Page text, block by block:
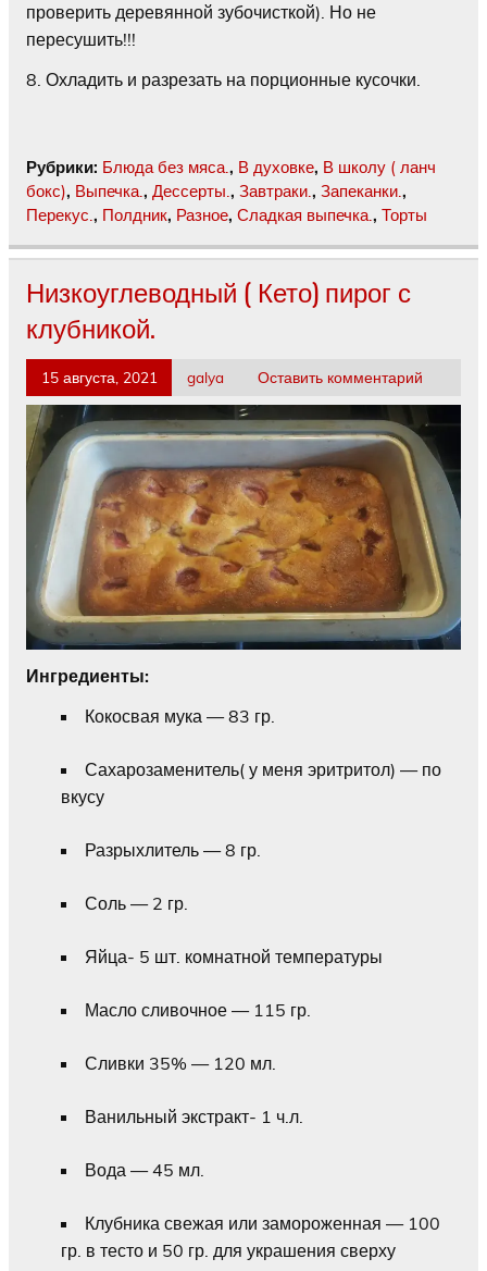
проверить деревянной зубочисткой). Но не
пересушить!!!
8. Охладить и разрезать на порционные кусочки.
Рубрики: Блюда без мяса., В духовке, В школу ( ланч
бокс), Выпечка., Дессерты., Завтраки., Запеканки.,
Перекус., Полдник, Разное, Сладкая выпечка., Торты
Низкоуглеводный ( Кето) пирог с
клубникой.
15 августа, 2021 galya Оставить комментарий
Ингредиенты:
Кокосвая мука — 83 гр.
Сахарозаменитель( у меня эритритол) — по
вкусу
Разрыхлитель — 8 гр.
Соль — 2 гр.
Яйца- 5 шт. комнатной температуры
Масло сливочное — 115 гр.
Сливки 35% — 120 мл.
Ванильный экстракт- 1 ч.л.
Вода — 45 мл.
Клубника свежая или замороженная — 100
гр. в тесто и 50 гр. для украшения сверху